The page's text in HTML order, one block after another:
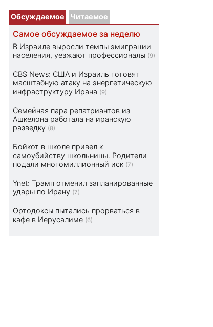
Обсуждаемое Читаемое
Самое обсуждаемое за неделю
В Израиле выросли темпы эмиграции
населения, уезжают профессионалы (9)
CBS News: США и Израиль готовят
масштабную атаку на энергетическую
инфраструктуру Ирана (9)
Семейная пара репатриантов из
Ашкелона работала на иранскую
разведку (8)
Бойкот в школе привел к
самоубийству школьницы. Родители
подали многомиллионный иск (7)
Ynet: Трамп отменил запланированные
удары по Ирану (7)
Ортодоксы пытались прорваться в
кафе в Иерусалиме (6)